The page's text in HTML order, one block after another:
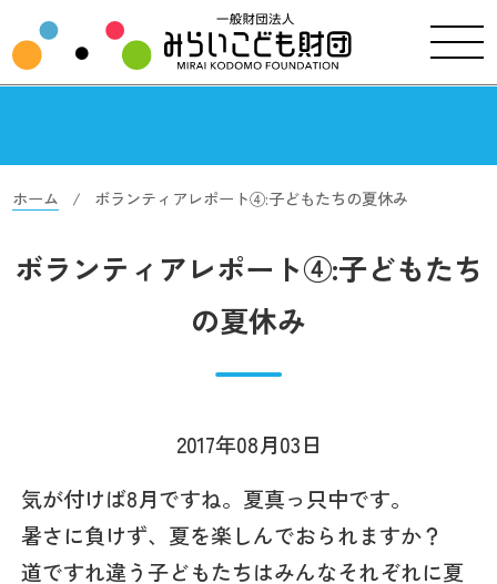
ホーム ボランティアレポート④:子どもたちの夏休み
ボランティアレポート④:子どもたち
の夏休み
2017年08月03日
気が付けば8月ですね。夏真っ只中です。
暑さに負けず、夏を楽しんでおられますか？
道ですれ違う子どもたちはみんなそれぞれに夏